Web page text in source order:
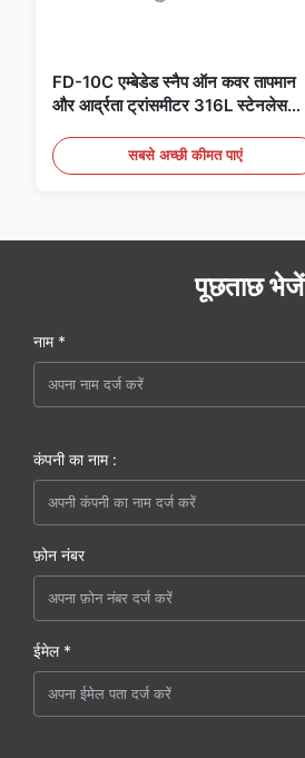
FD-10C एम्बेडेड स्नैप ऑन कवर तापमान
और आर्द्रता ट्रांसमीटर 316L स्टेनलेस
सबसे अच्छी कीमत पाएं
पूछताछ भेजें
नाम *
कंपनी का नाम :
फ़ोन नंबर
ईमेल *